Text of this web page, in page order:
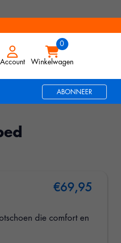
Account Winkelwagen
ABONNEER
€69,95
die comfort en